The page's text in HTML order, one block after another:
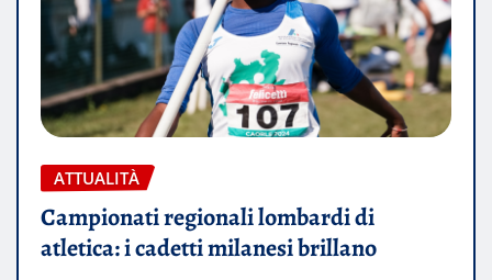
ATTUALITÀ
Campionati regionali lombardi di
atletica: i cadetti milanesi brillano